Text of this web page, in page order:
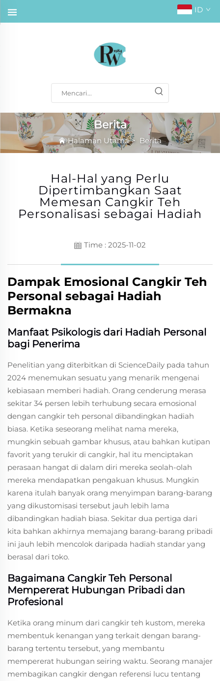
ID
Berita
Halaman Utama> Berita
Hal-Hal yang Perlu
Dipertimbangkan Saat
Memesan Cangkir Teh
Personalisasi sebagai Hadiah
Time : 2025-11-02
Dampak Emosional Cangkir Teh
Personal sebagai Hadiah
Bermakna
Manfaat Psikologis dari Hadiah Personal
bagi Penerima
Penelitian yang diterbitkan di ScienceDaily pada tahun
2024 menemukan sesuatu yang menarik mengenai
kebiasaan memberi hadiah. Orang cenderung merasa
sekitar 34 persen lebih terhubung secara emosional
dengan cangkir teh personal dibandingkan hadiah
biasa. Ketika seseorang melihat nama mereka,
mungkin sebuah gambar khusus, atau bahkan kutipan
favorit yang terukir di cangkir, hal itu menciptakan
perasaan hangat di dalam diri mereka seolah-olah
mereka mendapatkan pengakuan khusus. Mungkin
karena itulah banyak orang menyimpan barang-barang
yang dikustomisasi tersebut jauh lebih lama
dibandingkan hadiah biasa. Sekitar dua pertiga dari
kita bahkan akhirnya memajang barang-barang pribadi
ini jauh lebih mencolok daripada hadiah standar yang
berasal dari toko.
Bagaimana Cangkir Teh Personal
Mempererat Hubungan Pribadi dan
Profesional
Ketika orang minum dari cangkir teh kustom, mereka
membentuk kenangan yang terkait dengan barang-
barang tertentu tersebut, yang membantu
mempererat hubungan seiring waktu. Seorang manajer
membagikan cangkir dengan referensi lucu tentang